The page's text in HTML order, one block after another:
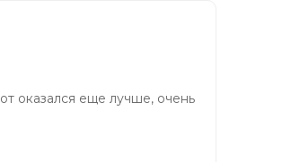
оказался еще лучше, очень